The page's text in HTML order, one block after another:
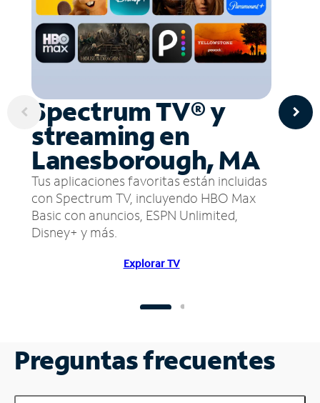
Spectrum TV® y
streaming en
Lanesborough, MA
Tus aplicaciones favoritas están incluidas
con Spectrum TV, incluyendo HBO Max
Basic con anuncios, ESPN Unlimited,
Disney+ y más.
Explorar TV
Preguntas frecuentes